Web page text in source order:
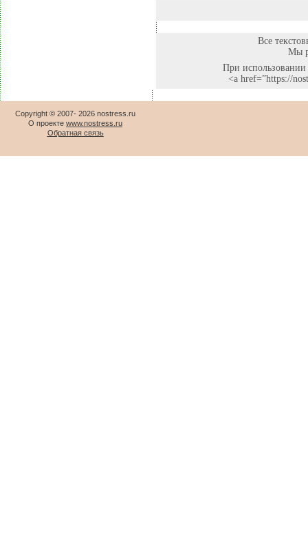
Все
Мы
При использовании
<a href=”https://
Copyright © 2007- 2026 nostress.ru
О проекте www.nostress.ru
Обратная связь